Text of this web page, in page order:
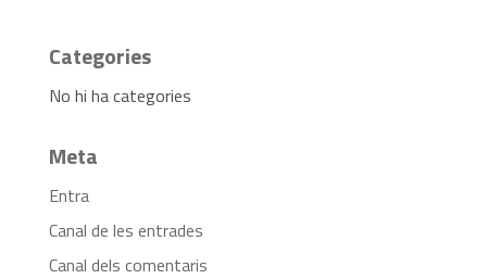
Categories
No hi ha categories
Meta
Entra
Canal de les entrades
Canal dels comentaris